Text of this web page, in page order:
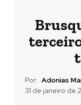
Por: Adonias
31 de janeiro de